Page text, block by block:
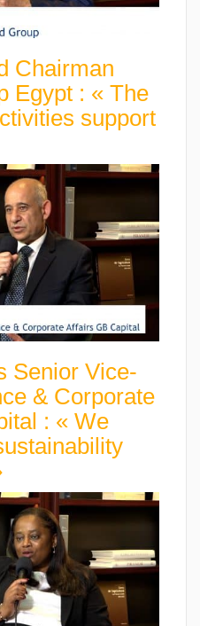
Chairman
Egypt : « The
support
Senior Vice-
& Corporate
: « We